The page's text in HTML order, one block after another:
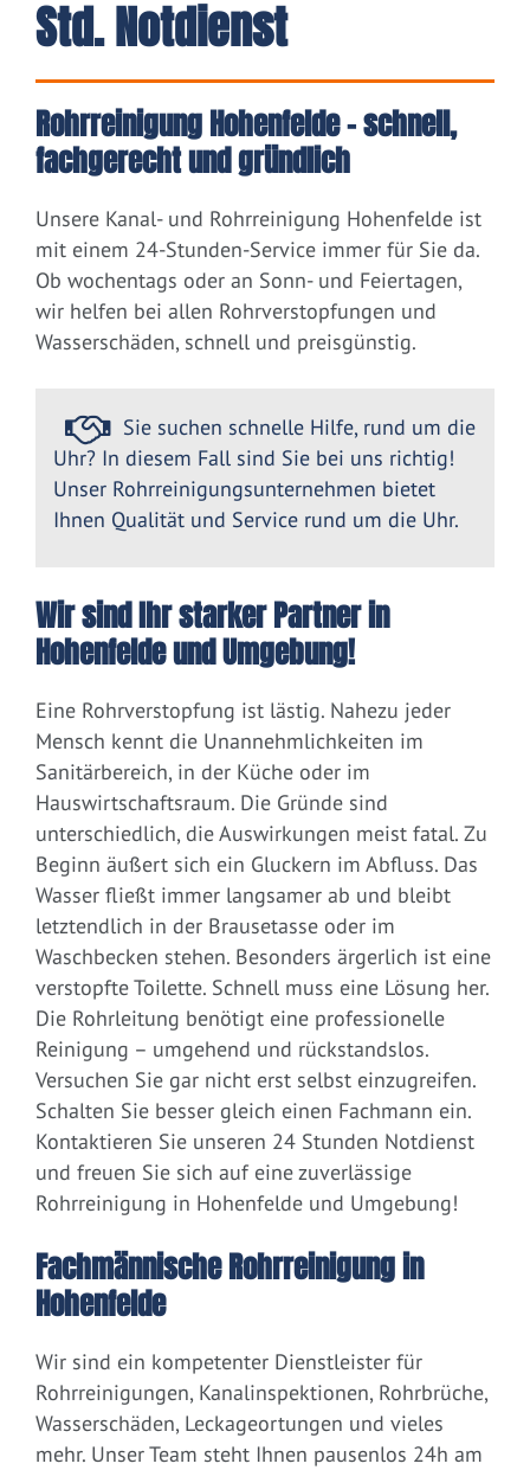
Std. Notdienst
Rohrreinigung Hohenfelde – schnell,
fachgerecht und gründlich
Unsere Kanal- und Rohrreinigung Hohenfelde ist
mit einem 24-Stunden-Service immer für Sie da.
Ob wochentags oder an Sonn- und Feiertagen,
wir helfen bei allen Rohrverstopfungen und
Wasserschäden, schnell und preisgünstig.
Sie suchen schnelle Hilfe, rund um die
Uhr? In diesem Fall sind Sie bei uns richtig!
Unser Rohrreinigungsunternehmen bietet
Ihnen Qualität und Service rund um die Uhr.
Wir sind Ihr starker Partner in
Hohenfelde und Umgebung!
Eine Rohrverstopfung ist lästig. Nahezu jeder
Mensch kennt die Unannehmlichkeiten im
Sanitärbereich, in der Küche oder im
Hauswirtschaftsraum. Die Gründe sind
unterschiedlich, die Auswirkungen meist fatal. Zu
Beginn äußert sich ein Gluckern im Abfluss. Das
Wasser fließt immer langsamer ab und bleibt
letztendlich in der Brausetasse oder im
Waschbecken stehen. Besonders ärgerlich ist eine
verstopfte Toilette. Schnell muss eine Lösung her.
Die Rohrleitung benötigt eine professionelle
Reinigung – umgehend und rückstandslos.
Versuchen Sie gar nicht erst selbst einzugreifen.
Schalten Sie besser gleich einen Fachmann ein.
Kontaktieren Sie unseren 24 Stunden Notdienst
und freuen Sie sich auf eine zuverlässige
Rohrreinigung in Hohenfelde und Umgebung!
Fachmännische Rohrreinigung in
Hohenfelde
Wir sind ein kompetenter Dienstleister für
Rohrreinigungen, Kanalinspektionen, Rohrbrüche,
Wasserschäden, Leckageortungen und vieles
mehr. Unser Team steht Ihnen pausenlos 24h am